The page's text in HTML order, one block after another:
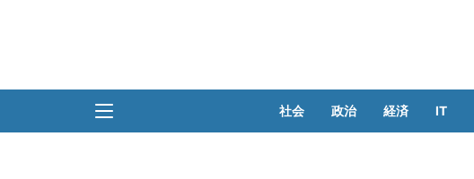
社会 政治 経済 IT